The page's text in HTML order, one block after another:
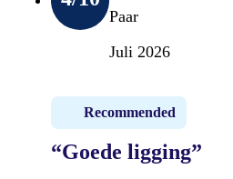
Paar
Juli 2026
Recommended
“Goede ligging”